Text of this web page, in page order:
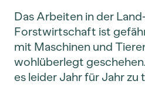
Das Arbeiten in der
Forstwirtschaft ist
mit Maschinen und
wohlüberlegt
es leider Jahr für Jahr zu